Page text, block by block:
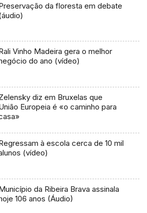
da floresta em debate
Vinho Madeira gera o melhor
do ano (vídeo)
diz em Bruxelas que
Europeia é «o caminho para
à escola cerca de 10 mil
(vídeo)
da Ribeira Brava assinala
106 anos (Áudio)